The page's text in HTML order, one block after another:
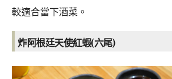
較適合當下酒菜。
炸阿根廷天使紅蝦(六尾)